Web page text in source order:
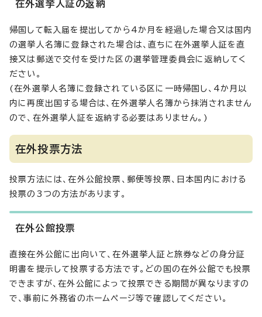
在外選挙人証の返納
帰国して転入届を提出してから4か月を経過した場合又は国内
の選挙人名簿に登録された場合は、直ちに在外選挙人証を直
接又は郵送で交付を受けた区の選挙管理委員会に返納してく
ださい。
(在外選挙人名簿に登録されている区に一時帰国し、4か月以
内に再度出国する場合は、在外選挙人名簿から抹消されません
ので、在外選挙人証を返納する必要はありません。)
在外投票方法
投票方法には、在外公館投票、郵便等投票、日本国内における
投票の3つの方法があります。
在外公館投票
直接在外公館に出向いて、在外選挙人証と旅券などの身分証
明書を提示して投票する方法です。どの国の在外公館でも投票
できますが、在外公館によって投票できる期間が異なりますの
で、事前に外務省のホームページ等で確認してください。